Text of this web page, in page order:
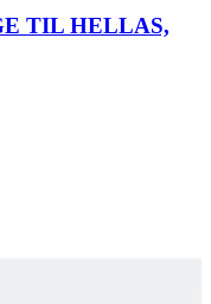
TIL HELLAS,